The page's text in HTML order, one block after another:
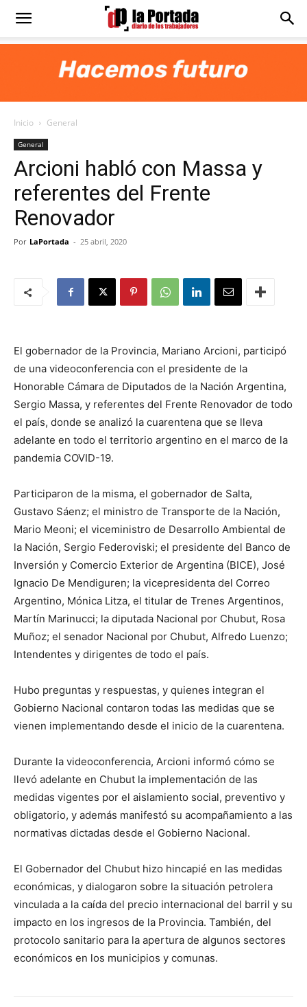
Diario
Portada
Inicio General
General
Arcioni habló con Massa y
referentes del Frente
Renovador
Por LaPortada - 25 abril, 2020
El gobernador de la Provincia, Mariano Arcioni, participó
de una videoconferencia con el presidente de la
Honorable Cámara de Diputados de la Nación Argentina,
Sergio Massa, y referentes del Frente Renovador de todo
el país, donde se analizó la cuarentena que se lleva
adelante en todo el territorio argentino en el marco de la
pandemia COVID-19.
Participaron de la misma, el gobernador de Salta,
Gustavo Sáenz; el ministro de Transporte de la Nación,
Mario Meoni; el viceministro de Desarrollo Ambiental de
la Nación, Sergio Federoviski; el presidente del Banco de
Inversión y Comercio Exterior de Argentina (BICE), José
Ignacio De Mendiguren; la vicepresidenta del Correo
Argentino, Mónica Litza, el titular de Trenes Argentinos,
Martín Marinucci; la diputada Nacional por Chubut, Rosa
Muñoz; el senador Nacional por Chubut, Alfredo Luenzo;
Intendentes y dirigentes de todo el país.
Hubo preguntas y respuestas, y quienes integran el
Gobierno Nacional contaron todas las medidas que se
vienen implementando desde el inicio de la cuarentena.
Durante la videoconferencia, Arcioni informó cómo se
llevó adelante en Chubut la implementación de las
medidas vigentes por el aislamiento social, preventivo y
obligatorio, y además manifestó su acompañamiento a las
normativas dictadas desde el Gobierno Nacional.
El Gobernador del Chubut hizo hincapié en las medidas
económicas, y dialogaron sobre la situación petrolera
vinculada a la caída del precio internacional del barril y su
impacto en los ingresos de la Provincia. También, del
protocolo sanitario para la apertura de algunos sectores
económicos en los municipios y comunas.